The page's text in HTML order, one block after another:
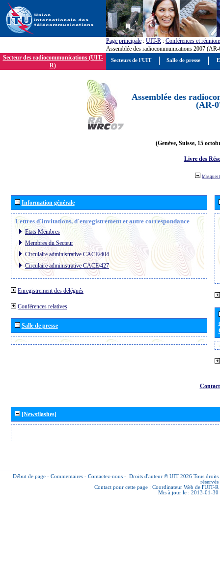
Page principale : UIT-R : Conférences et
Assemblée des radiocommunications 2007
Secteur des radiocommunications (UIT-
R)
Assemblée des
(AR-
(Genève, Suisse, 15
Livre des
Masquer
Information générale
Lettres d´invitations, d´enregistrement et autre correspondance
Etats Membres
Membres du Secteur
Circulaire administrative CACE/404
Circulaire administrative CACE/427
Enregistrement des délégués
Conférences relatives
Salle de presse
[Newsflashes]
Début de page - Commentaires - Contactez-nous - Droits d'auteur © UIT 2026 Tous droits
réservés
Contact pour cette page : Coordinateur Web de l'UIT-R
Mis à jour le : 2013-01-30
Secteurs de l'UIT Salle de presse